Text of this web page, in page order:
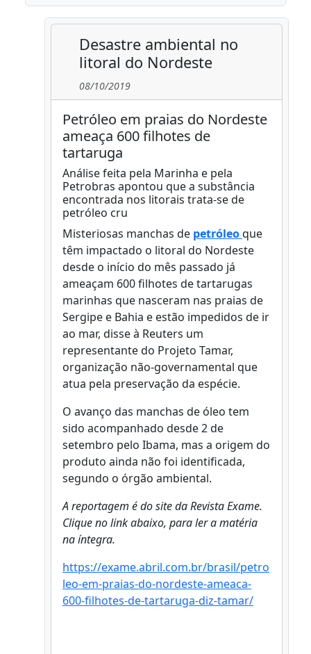
Desastre ambiental no
litoral do Nordeste
08/10/2019
Petróleo em praias do Nordeste
ameaça 600 filhotes de
tartaruga
Análise feita pela Marinha e pela
Petrobras apontou que a substância
encontrada nos litorais trata-se de
petróleo cru
Misteriosas manchas de petróleoque
têm impactado o litoral do Nordeste
desde o início do mês passado já
ameaçam 600 filhotes de tartarugas
marinhas que nasceram nas praias de
Sergipe e Bahia e estão impedidos de ir
ao mar, disse à Reuters um
representante do Projeto Tamar,
organização não-governamental que
atua pela preservação da espécie.
O avanço das manchas de óleo tem
sido acompanhado desde 2 de
setembro pelo Ibama, mas a origem do
produto ainda não foi identificada,
segundo o órgão ambiental.
A reportagem é do site da Revista Exame.
Clique no link abaixo, para ler a matéria
na íntegra.
https://exame.abril.com.br/brasil/petro
leo-em-praias-do-nordeste-ameaca-
600-filhotes-de-tartaruga-diz-tamar/